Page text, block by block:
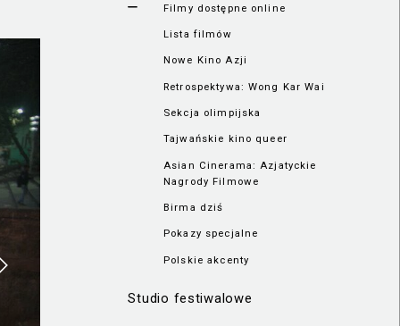
Filmy dostępne online
Lista filmów
Nowe Kino Azji
Retrospektywa: Wong Kar Wai
Sekcja olimpijska
Tajwańskie kino queer
Asian Cinerama: Azjatyckie
Nagrody Filmowe
Birma dziś
Pokazy specjalne
Polskie akcenty
Studio festiwalowe